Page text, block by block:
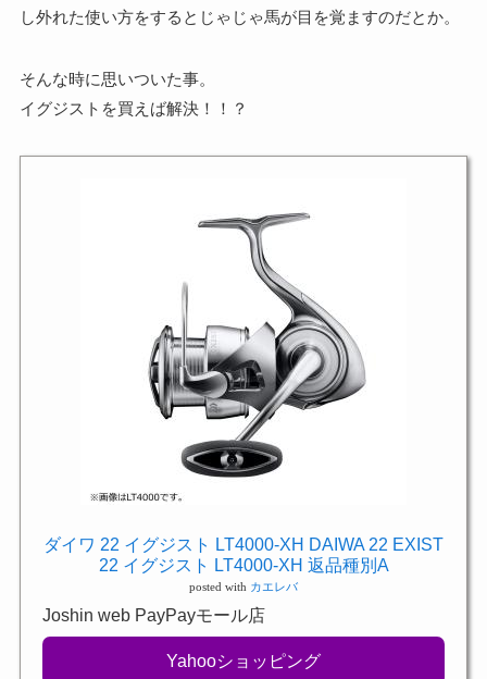
し外れた使い方をするとじゃじゃ馬が目を覚ますのだとか。
そんな時に思いついた事。
イグジストを買えば解決！！？
ダイワ 22 イグジスト LT4000-XH DAIWA 22 EXIST
22 イグジスト LT4000-XH 返品種別A
posted with カエレバ
Joshin web PayPayモール店
Yahooショッピング